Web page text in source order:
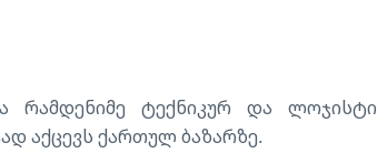
რამდენიმე ტექნიკურ და
აქცევს ქართულ ბაზარზე.